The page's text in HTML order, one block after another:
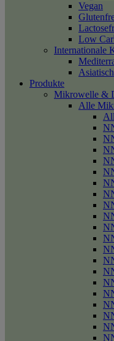
Vegan
Low
Internationale
Asiatisch
Produkte
Mikrowelle &
Alle